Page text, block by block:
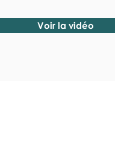
Voir la vidéo